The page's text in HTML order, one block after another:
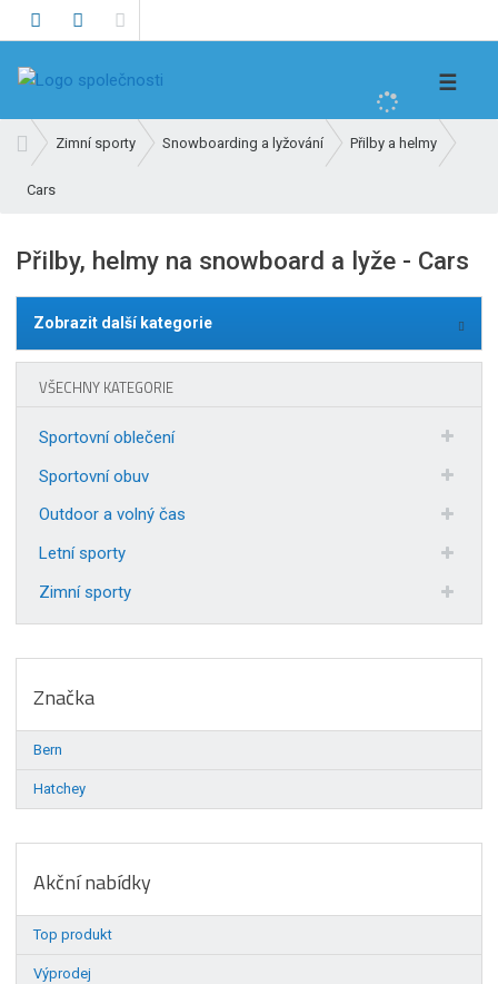
t
☰
v
o
í
a
Zimní sporty Snowboarding a lyžování Přilby a helmy
Cars
Přilby, helmy na snowboard a lyže - Cars
Zobrazit další kategorie
VŠECHNY KATEGORIE
Sportovní oblečení
Sportovní obuv
Outdoor a volný čas
Letní sporty
Zimní sporty
Značka
Bern
Hatchey
Akční nabídky
Top produkt
Výprodej